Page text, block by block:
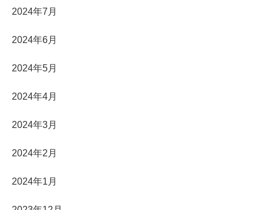
2024年7月
2024年6月
2024年5月
2024年4月
2024年3月
2024年2月
2024年1月